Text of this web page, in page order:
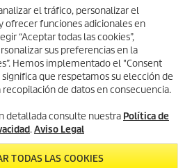
el tráfico, personalizar el
ofrecer funciones adicionales en
“Aceptar todas las cookies”,
sus preferencias en la
Hemos implementado el "Consent
que respetamos su elección de
recopilación de datos en consecuencia.
detallada consulte nuestra Política de
.Aviso Legal
TODAS LAS COOKIES